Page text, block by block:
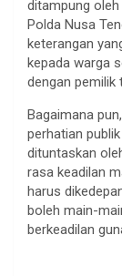
ditampung
Polda Nusa
keterangan
kepada warga
dengan pemilik
Bagaimana
perhatian
dituntaskan
rasa keadilan
harus
boleh main-
berkeadilan